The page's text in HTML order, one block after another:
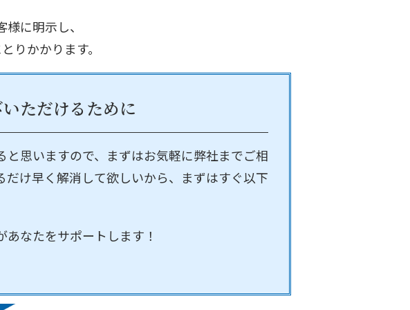
に明示し、
りかかります。
ただけるために
思いますので、まずはお気軽に弊社までご相
だけ早く解消して欲しいから、まずはすぐ以下
なたをサポートします！